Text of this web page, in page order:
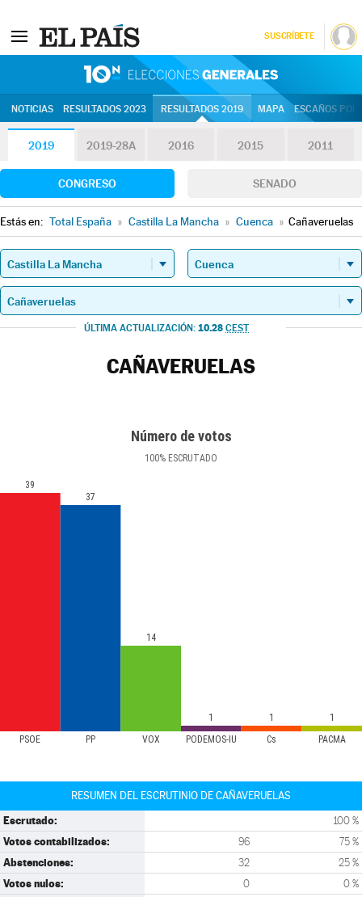
SUSCRÍBETE
NOTICIAS RESULTADOS 2023 RESULTADOS 2019 MAPA ESCAÑOS
2019 2019-28A 2016 2015 2011
CONGRESO SENADO
Estás en: Total España » Castilla La Mancha » Cuenca » Cañaveruelas
ÚLTIMA ACTUALIZACIÓN: 10.28 CEST
CAÑAVERUELAS
Número de votos
100% ESCRUTADO
PSOE PP VOX PODEMOS-IU Cs PACMA
39
37
14
1 1 1
RESUMEN DEL ESCRUTINIO DE CAÑAVERUELAS
Escrutado: 100 %
Votos contabilizados: 96 75 %
Abstenciones: 32 25 %
Votos nulos: 0 0 %